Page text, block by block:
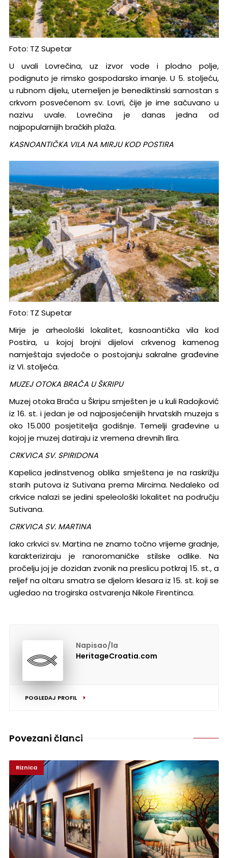
Foto: TZ Supetar
U uvali Lovrečina, uz izvor vode i plodno polje,
podignuto je rimsko gospodarsko imanje. U 5. stoljeću,
u rubnom dijelu, utemeljen je benediktinski samostan s
crkvom posvećenom sv. Lovri, čije je ime sačuvano u
nazivu uvale. Lovrečina je danas jedna od
najpopularnijih bračkih plaža.
KASNOANTIČKA VILA NA MIRJU KOD POSTIRA
Foto: TZ Supetar
Mirje je arheološki lokalitet, kasnoantička vila kod
Postira, u kojoj brojni dijelovi crkvenog kamenog
namještaja svjedoče o postojanju sakralne građevine
iz VI. stoljeća.
MUZEJ OTOKA BRAČA U ŠKRIPU
Muzej otoka Brača u Škripu smješten je u kuli Radojković
iz 16. st. i jedan je od najposjećenijih hrvatskih muzeja s
oko 15.000 posjetitelja godišnje. Temelji građevine u
kojoj je muzej datiraju iz vremena drevnih Ilira.
CRKVICA SV. SPIRIDONA
Kapelica jedinstvenog oblika smještena je na raskrižju
starih putova iz Sutivana prema Mircima. Nedaleko od
crkvice nalazi se jedini speleološki lokalitet na području
Sutivana.
CRKVICA SV. MARTINA
Iako crkvici sv. Martina ne znamo točno vrijeme gradnje,
karakteriziraju je ranoromaničke stilske odlike. Na
pročelju joj je dozidan zvonik na preslicu potkraj 15. st., a
reljef na oltaru smatra se djelom klesara iz 15. st. koji se
ugledao na trogirska ostvarenja Nikole Firentinca.
Napisao/la
HeritageCroatia.com
POGLEDAJ PROFIL
Povezani članci
Riznica